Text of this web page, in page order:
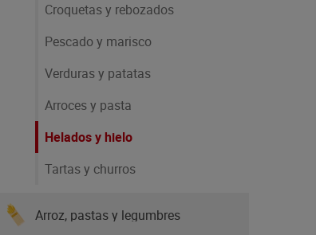
Croquetas y rebozados
Pescado y marisco
Verduras y patatas
Arroces y pasta
Helados y hielo
Tartas y churros
Arroz, pastas y legumbres